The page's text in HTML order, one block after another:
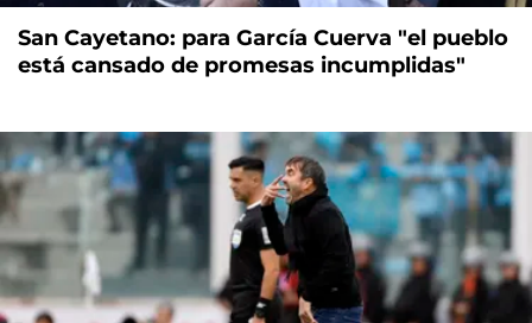
San Cayetano: para García Cuerva "el pueblo
está cansado de promesas incumplidas"